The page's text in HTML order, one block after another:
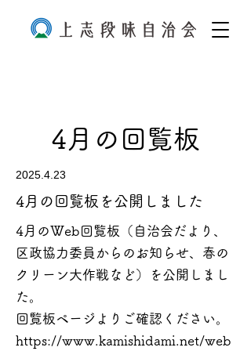
4月の回覧板
2025.4.23
4月の回覧板を公開しました
4月のWeb回覧板（自治会だより、
区政協力委員からのお知らせ、春の
クリーン大作戦など）を公開しまし
た。
回覧板ページよりご確認ください。
https://www.kamishidami.net/web